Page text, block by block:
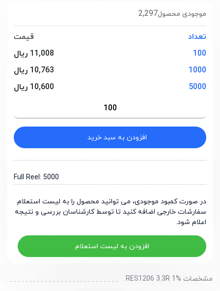
2,297موجودی محصول
تعداد
قیمت
100
11,008 ریال
1000
10,763 ریال
5000
10,600 ریال
افزودن به سبد خرید
Full Reel: 5000
در صورت کمبود موجودی، می توانید محصول را به لیست استعلام
سفارشات خارجی اضافه کنید تا توسط کارشناسان بررسی و نتیجه
اعلام شود.
افزودن به لیست استعلام
مشخصات RES1206 3.3R 1%